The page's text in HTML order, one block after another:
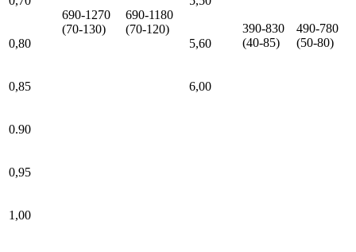
690-1270
(70-130)
690-1180
(70-120)
390-830
(40-85)
490-780
(50-80)
0,80 5,60
0,85 6,00
0.90
0,95
1,00